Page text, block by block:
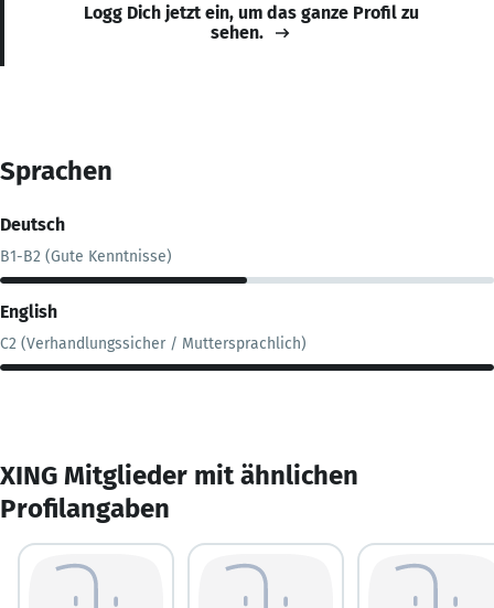
Logg Dich jetzt ein, um das ganze Profil zu
sehen.
Sprachen
Deutsch
B1-B2 (Gute Kenntnisse)
English
C2 (Verhandlungssicher / Muttersprachlich)
XING Mitglieder mit ähnlichen
Profilangaben